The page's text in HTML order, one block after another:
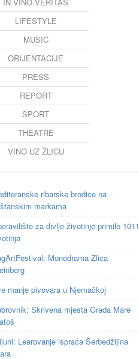
LIFESTYLE
MUSIC
ORIJENTACIJE
PRESS
REPORT
SPORT
THEATRE
VINO UZ ŽLICU
ribarske brodice na
markama
za divlje životinje primilo 1011
Monodrama Žlica
manje pivovara u Njemačkoj
Skrivena mjesta Grada Mare
Learovanje ispraća Šerbedžijina